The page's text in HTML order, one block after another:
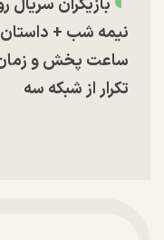
بازیگران سریال
نیمه شب +
ساعت پخش و
تکرار از شبکه سه